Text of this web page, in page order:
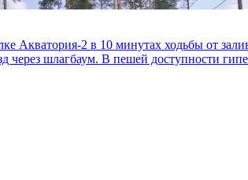
2 в 10 минутах ходьбы от
через шлагбаум. В пешей доступности